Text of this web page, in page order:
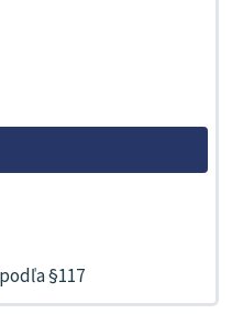
§117